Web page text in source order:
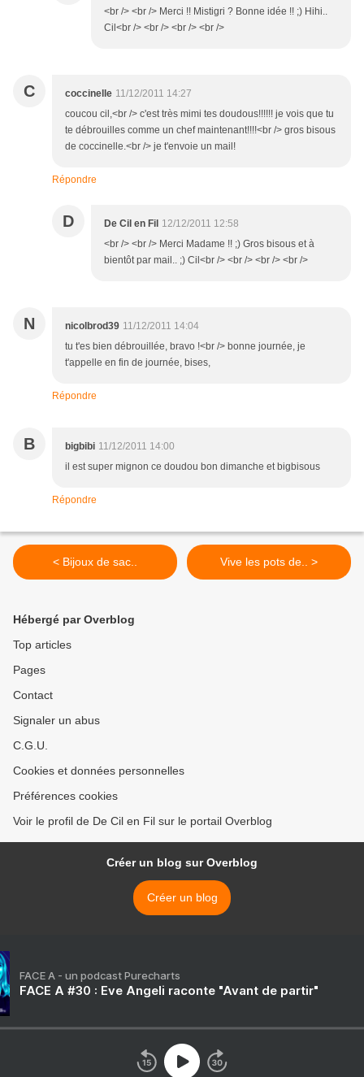
<br /> <br /> Merci !! Mistigri ? Bonne idée !! ;) Hihi..
Cil<br /> <br /> <br /> <br />
C coccinelle 11/12/2011 14:27
coucou cil,<br /> c'est très mimi tes doudous!!!!!! je vois que tu
te débrouilles comme un chef maintenant!!!!<br /> gros bisous
de coccinelle.<br /> je t'envoie un mail!
Répondre
D De Cil en Fil 12/12/2011 12:58
<br /> <br /> Merci Madame !! ;) Gros bisous et à
bientôt par mail.. ;) Cil<br /> <br /> <br /> <br />
N nicolbrod39 11/12/2011 14:04
tu t'es bien débrouillée, bravo !<br /> bonne journée, je
t'appelle en fin de journée, bises,
Répondre
B bigbibi 11/12/2011 14:00
il est super mignon ce doudou bon dimanche et bigbisous
Répondre
< Bijoux de sac.. Vive les pots de.. >
Hébergé par Overblog
Top articles
Pages
Contact
Signaler un abus
C.G.U.
Cookies et données personnelles
Préférences cookies
Voir le profil de De Cil en Fil sur le portail Overblog
Créer un blog sur Overblog
Créer un blog
FACE A - un podcast Purecharts
FACE A #30 : Eve Angeli raconte "Avant de partir"